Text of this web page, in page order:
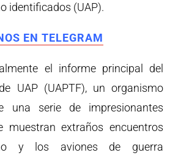
identificados (UAP).
EN TELEGRAM
el informe principal del
UAP (UAPTF), un organismo
una serie de impresionantes
muestran extraños encuentros
y los aviones de guerra